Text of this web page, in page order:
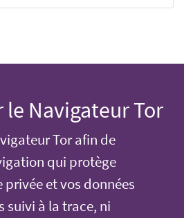
le Navigateur Tor
Tor afin de
qui protège
et vos données
suivi à la trace, ni